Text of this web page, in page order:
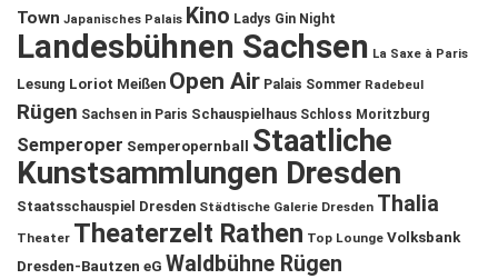
Town Japanisches Palais Kino Ladys Gin Night
Landesbühnen Sachsen La Saxe à Paris
Lesung Loriot Meißen Open Air Palais Sommer Radebeul
Rügen Sachsen in Paris Schauspielhaus Schloss Moritzburg
Semperoper Semperopernball
Staatliche
Kunstsammlungen Dresden
Staatsschauspiel Dresden Städtische Galerie Dresden Thalia
Theater Theaterzelt Rathen Top Lounge Volksbank
Dresden-Bautzen eG Waldbühne Rügen